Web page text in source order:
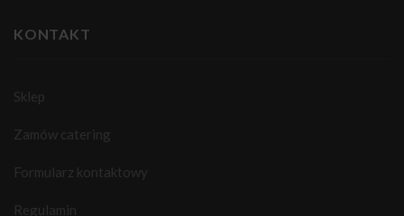
KONTAKT
Sklep
Zamów catering
Formularz kontaktowy
Regulamin